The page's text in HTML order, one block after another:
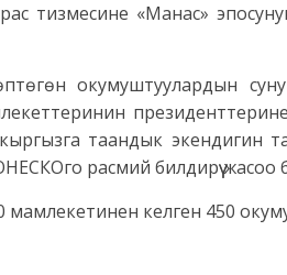
тизмесине «Манас»
окумуштуулардын
таандык экендигин
расмий билдирүү жасоо
мамлекетинен келген 450